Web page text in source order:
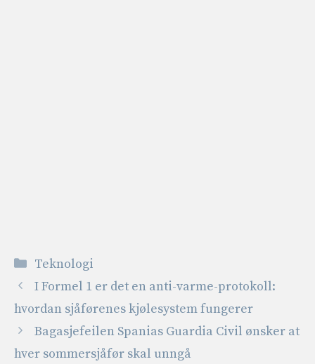
Kategorier
Teknologi
I Formel 1 er det en anti-varme-protokoll:
hvordan sjåførenes kjølesystem fungerer
Bagasjefeilen Spanias Guardia Civil ønsker at
hver sommersjåfør skal unngå